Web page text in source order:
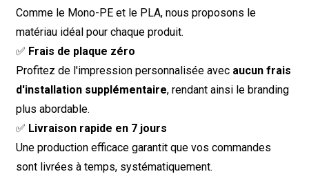
Comme le Mono-PE et le PLA, nous proposons le
matériau idéal pour chaque produit.
✅ Frais de plaque zéro
Profitez de l'impression personnalisée avec aucun frais
d'installation supplémentaire, rendant ainsi le branding
plus abordable.
✅ Livraison rapide en 7 jours
Une production efficace garantit que vos commandes
sont livrées à temps, systématiquement.